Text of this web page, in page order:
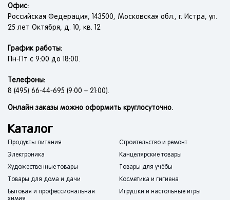
Офис:
Российская Федерация, 143500, Московская обл., г. Истра, ул.
25 лет Октября, д. 10, кв. 12
График работы:
Пн-Пт с 9:00 до 18:00.
Телефоны:
8 (495) 66-44-695 (9:00 – 21:00).
Онлайн заказы можно оформить круглосуточно.
Каталог
Продукты питания
Строительство и ремонт
Электроника
Канцелярские товары
Художественные товары
Товары для учёбы
Товары для дома и дачи
Косметика и гигиена
Бытовая и профессиональная
Игрушки и настольные игры